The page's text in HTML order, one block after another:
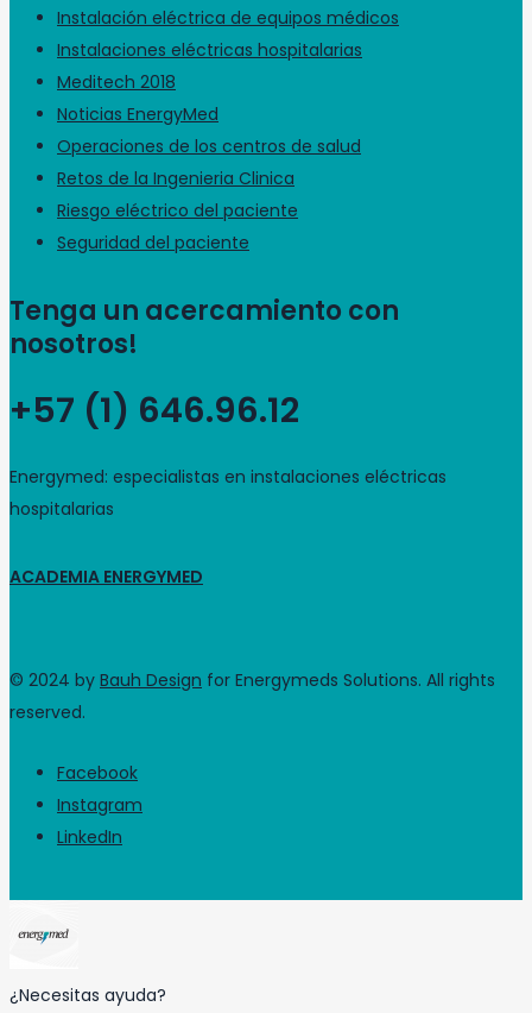
Instalación eléctrica de equipos médicos
Instalaciones eléctricas hospitalarias
Meditech 2018
Noticias EnergyMed
Operaciones de los centros de salud
Retos de la Ingenieria Clinica
Riesgo eléctrico del paciente
Seguridad del paciente
Tenga un acercamiento con
nosotros!
+57 (1) 646.96.12
Energymed: especialistas en instalaciones eléctricas
hospitalarias
ACADEMIA ENERGYMED
© 2024 by Bauh Design for Energymeds Solutions. All rights
reserved.
Facebook
Instagram
LinkedIn
¿Necesitas ayuda?